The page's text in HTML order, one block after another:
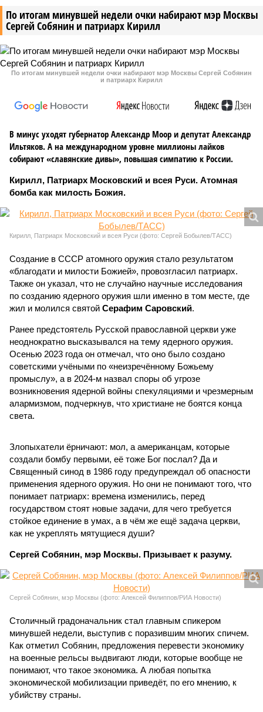
По итогам минувшей недели очки набирают мэр Москвы
Сергей Собянин и патриарх Кирилл
По итогам минувшей недели очки набирают мэр Москвы Сергей Собянин
и патриарх Кирилл
В минус уходят губернатор Александр Моор и депутат Александр
Ильтяков. А на международном уровне миллионы лайков
собирают «славянские дивы», повышая симпатию к России.
Кирилл, Патриарх Московский и всея Руси. Атомная
бомба как милость Божия.
Кирилл, Патриарх Московский и всея Руси (фото: Сергей Бобылев/ТАСС)
Создание в СССР атомного оружия стало результатом
«благодати и милости Божией», провозгласил патриарх.
Также он указал, что не случайно научные исследования
по созданию ядерного оружия шли именно в том месте, где
жил и молился святой Серафим Саровский.
Ранее предстоятель Русской православной церкви уже
неоднократно высказывался на тему ядерного оружия.
Осенью 2023 года он отмечал, что оно было создано
советскими учёными по «неизречённому Божьему
промыслу», а в 2024-м назвал споры об угрозе
возникновения ядерной войны спекуляциями и чрезмерным
алармизмом, подчеркнув, что христиане не боятся конца
света.
Злопыхатели ёрничают: мол, а американцам, которые
создали бомбу первыми, её тоже Бог послал? Да и
Священный синод в 1986 году предупреждал об опасности
применения ядерного оружия. Но они не понимают того, что
понимает патриарх: времена изменились, перед
государством стоят новые задачи, для чего требуется
стойкое единение в умах, а в чём же ещё задача церкви,
как не укреплять мятущиеся души?
Сергей Собянин, мэр Москвы. Призывает к разуму.
Сергей Собянин, мэр Москвы (фото: Алексей Филиппов/РИА Новости)
Столичный градоначальник стал главным спикером
минувшей недели, выступив с поразившим многих спичем.
Как отметил Собянин, предложения перевести экономику
на военные рельсы выдвигают люди, которые вообще не
понимают, что такое экономика. А любая попытка
экономической мобилизации приведёт, по его мнению, к
убийству страны.